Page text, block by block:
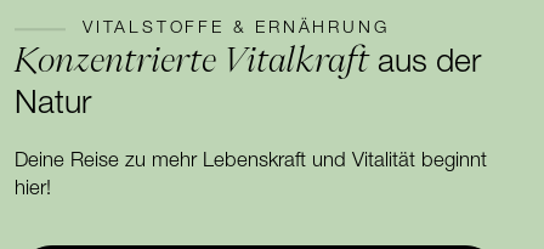
VITALSTOFFE & ERNÄHRUNG
Konzentrierte Vitalkraftaus der
Natur
Deine Reise zu mehr Lebenskraft und Vitalität beginnt
hier!